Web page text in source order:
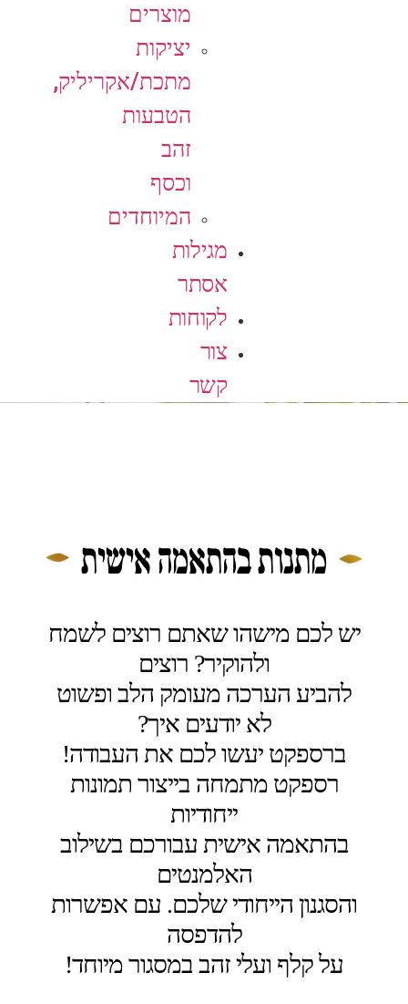
מוצרים
יציקות
מתכת/אקריליק,
הטבעות
זהב
וכסף
המיוחדים
מגילות
אסתר
לקוחות
צור
קשר
מתנות בהתאמה אישית
יש לכם מישהו שאתם רוצים לשמח
ולהוקיר? רוצים
להביע הערכה מעומק הלב ופשוט
לא יודעים איך?
ברספקט יעשו לכם את העבודה!
רספקט מתמחה בייצור תמונות
ייחודיות
בהתאמה אישית עבורכם בשילוב
האלמנטים
והסגנון הייחודי שלכם. עם אפשרות
להדפסה
על קלף ועלי זהב במסגור מיוחד!